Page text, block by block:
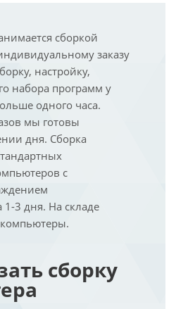
сборкой
заказу
настройку,
набора программ у
одного часа.
мы готовы
дня. Сборка
с
1-3 дня. На складе
сборку